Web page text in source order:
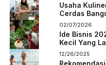
Usaha
Cerdas
Persaingan
02/07/2026
Ide Bisnis
Kecil Yang
12/26/2025